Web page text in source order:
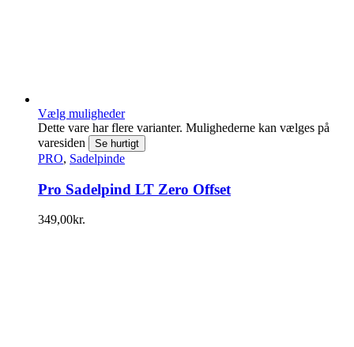
Vælg muligheder
Dette vare har flere varianter. Mulighederne kan vælges på
varesiden
Se hurtigt
PRO, Sadelpinde
Pro Sadelpind LT Zero Offset
349,00kr.